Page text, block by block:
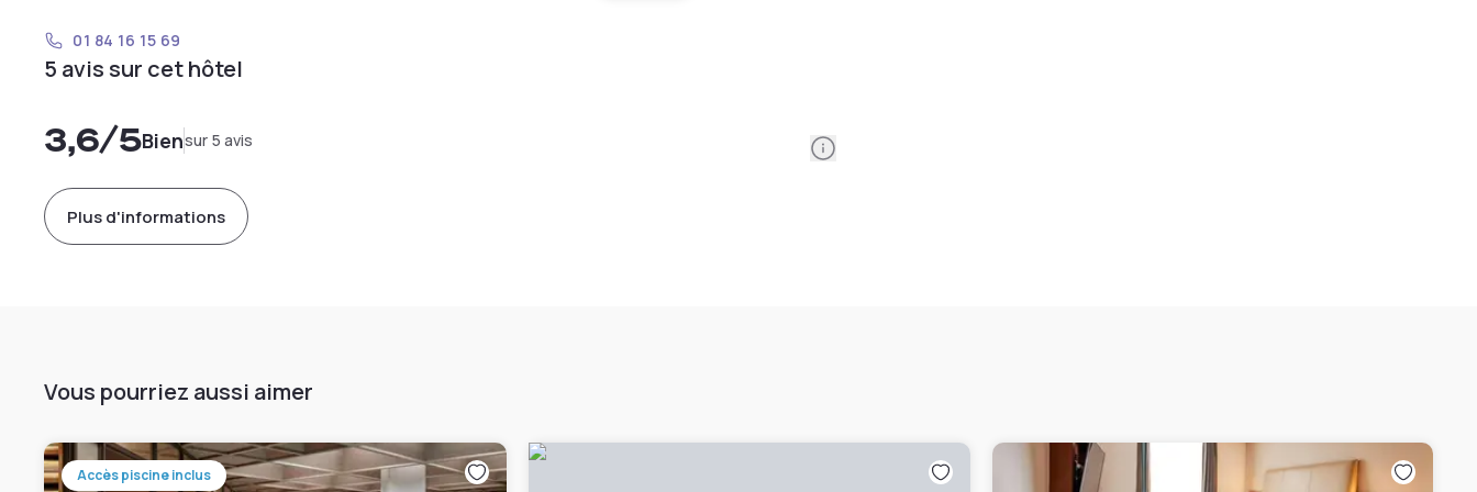
01 84 16 15 69
5 avis sur cet hôtel
3,6/5Biensur 5 avis Information
Plus d'informations
Vous pourriez aussi aimer
Accès piscine inclus